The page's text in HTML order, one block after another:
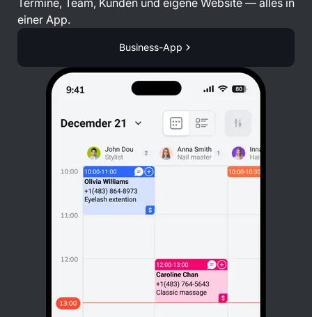
Termine, Team, Kunden und eigene Website — alles in
einer App.
Business-App